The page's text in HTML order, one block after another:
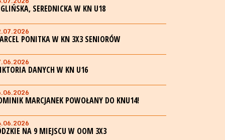
SEREDNICKA W KN U18
PONITKA W KN 3X3 SENIORÓW
DANYCH W KN U16
MARCJANEK POWOŁANY DO KNU14!
NA 9 MIEJSCU W OOM 3X3